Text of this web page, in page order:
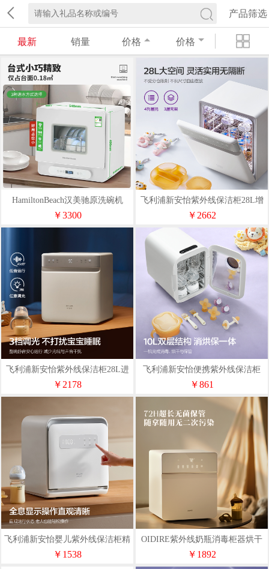
产品筛选
最新 销量 价格 价格
HamiltonBeach汉美驰原洗碗机
DW06102
￥3300
飞利浦新安怡紫外线保洁柜28L增
强版（Y-XDG28C）
￥2662
飞利浦新安怡紫外线保洁柜28L进
阶版（Y-XDG28A）
￥2178
飞利浦新安怡便携紫外线保洁柜
（A-XDG15）
￥861
飞利浦新安怡婴儿紫外线保洁柜精
英版Pro-Y-XDG23A
￥1538
OIDIRE紫外线奶瓶消毒柜器烘干
二合一体机XDG30
￥1892